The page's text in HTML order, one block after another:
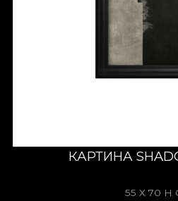
КАРТИНА
55 X 70 H